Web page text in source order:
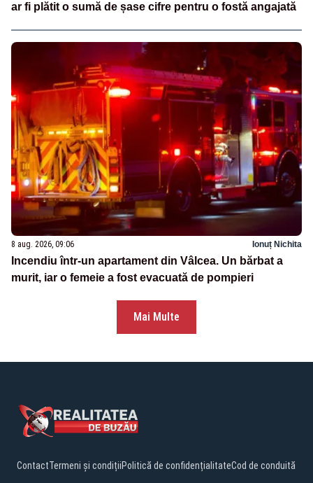
ar fi plătit o sumă de șase cifre pentru o fostă angajată
8 aug. 2026, 09:06 Ionuț Nichita
Incendiu într-un apartament din Vâlcea. Un bărbat a
murit, iar o femeie a fost evacuată de pompieri
Mai Multe
ContactTermeni și condițiiPolitică de confidențialitateCod de conduită